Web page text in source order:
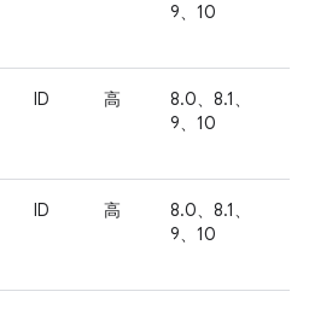
9、10
ID 高
8.0、8.1、
9、10
ID 高
8.0、8.1、
9、10